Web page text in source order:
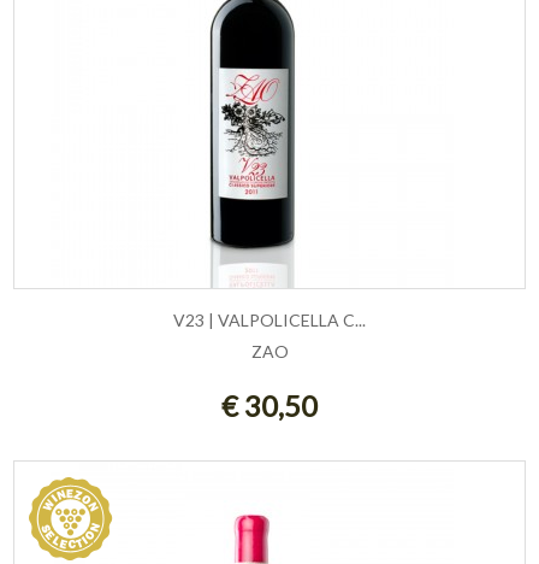
AGGIUNGI AL CARRELLO
V23 | VALPOLICELLA C...
ZAO
€ 30,50